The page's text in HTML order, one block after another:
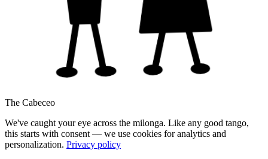
The Cabeceo
We've caught your eye across the milonga. Like any good tango,
this starts with consent — we use cookies for analytics and
personalization. Privacy policy